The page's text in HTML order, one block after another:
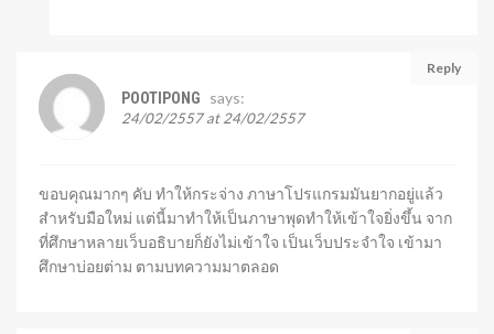
Reply
POOTIPONG says:
24/02/2557 at 24/02/2557
ขอบคุณมากๆ คับ ทำให้กระจ่าง ภาษาโปรแกรมมันยากอยู่แล้ว
สำหรับมือใหม่ แต่นี้มาทำให้เป็นภาษาพุดทำให้เข้าใจยิ่งขึ้น จาก
ที่ศึกษาหลายเว็บอธิบายก็ยังไม่เข้าใจ เป็นเว็บประจำใจ เข้ามา
ศึกษาบ่อยต่าม ตามบทความมาตลอด